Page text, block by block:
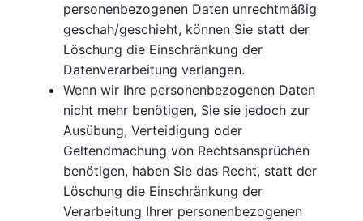
personenbezogenen Daten unrechtmäßig
geschah/geschieht, können Sie statt der
Löschung die Einschränkung der
Datenverarbeitung verlangen.
Wenn wir Ihre personenbezogenen Daten
nicht mehr benötigen, Sie sie jedoch zur
Ausübung, Verteidigung oder
Geltendmachung von Rechtsansprüchen
benötigen, haben Sie das Recht, statt der
Löschung die Einschränkung der
Verarbeitung Ihrer personenbezogenen